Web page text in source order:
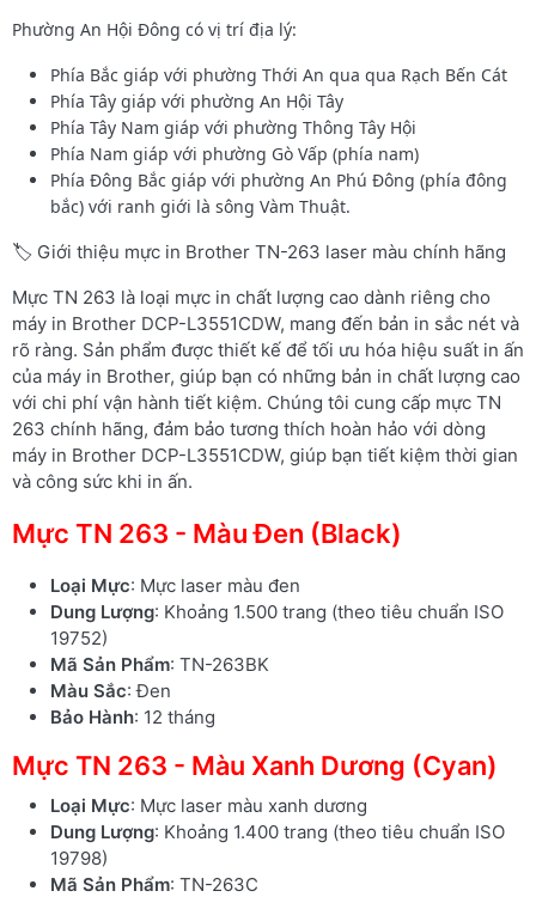
Phường An Hội Đông có vị trí địa lý:
Phía Bắc giáp với phường Thới An qua qua Rạch Bến Cát
Phía Tây giáp với phường An Hội Tây
Phía Tây Nam giáp với phường Thông Tây Hội
Phía Nam giáp với phường Gò Vấp (phía nam)
Phía Đông Bắc giáp với phường An Phú Đông (phía đông
bắc) với ranh giới là sông Vàm Thuật.
🏷️ Giới thiệu mực in Brother TN-263 laser màu chính hãng
Mực TN 263 là loại mực in chất lượng cao dành riêng cho
máy in Brother DCP-L3551CDW, mang đến bản in sắc nét và
rõ ràng. Sản phẩm được thiết kế để tối ưu hóa hiệu suất in ấn
của máy in Brother, giúp bạn có những bản in chất lượng cao
với chi phí vận hành tiết kiệm. Chúng tôi cung cấp mực TN
263 chính hãng, đảm bảo tương thích hoàn hảo với dòng
máy in Brother DCP-L3551CDW, giúp bạn tiết kiệm thời gian
và công sức khi in ấn.
Mực TN 263 - Màu Đen (Black)
Loại Mực: Mực laser màu đen
Dung Lượng: Khoảng 1.500 trang (theo tiêu chuẩn ISO
19752)
Mã Sản Phẩm: TN-263BK
Màu Sắc: Đen
Bảo Hành: 12 tháng
Mực TN 263 - Màu Xanh Dương (Cyan)
Loại Mực: Mực laser màu xanh dương
Dung Lượng: Khoảng 1.400 trang (theo tiêu chuẩn ISO
19798)
Mã Sản Phẩm: TN-263C